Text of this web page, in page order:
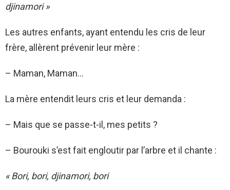
djinamori »
Les autres enfants, ayant entendu les cris de leur
frère, allèrent prévenir leur mère :
– Maman, Maman…
La mère entendit leurs cris et leur demanda :
– Mais que se passe-t-il, mes petits ?
– Bourouki s’est fait engloutir par l’arbre et il chante :
« Bori, bori, djinamori, bori